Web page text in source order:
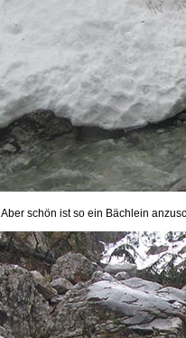
Aber schön ist so ein Bächlein